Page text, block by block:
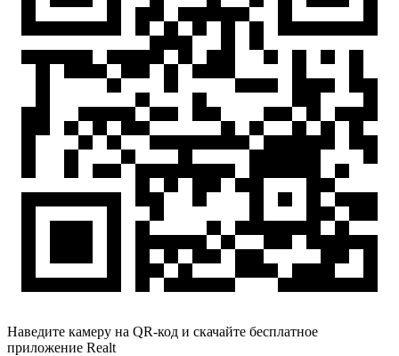
Наведите камеру на QR-код и скачайте бесплатное
приложение Realt